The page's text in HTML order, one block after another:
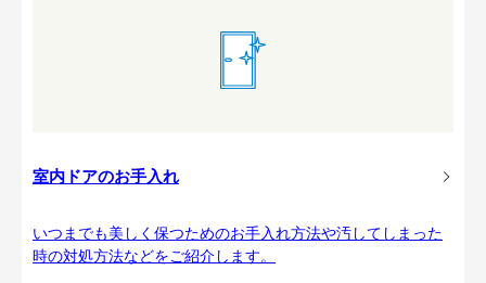
室内ドアのお手入れ
いつまでも美しく保つためのお手入れ方法や汚してしまった
時の対処方法などをご紹介します。